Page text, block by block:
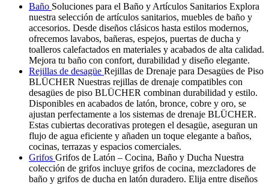
Baño Soluciones para el Baño y Artículos Sanitarios Explora
nuestra selección de artículos sanitarios, muebles de baño y
accesorios. Desde diseños clásicos hasta estilos modernos,
ofrecemos lavabos, bañeras, espejos, puertas de ducha y
toalleros calefactados en materiales y acabados de alta calidad.
Mejora tu baño con confort, durabilidad y diseño elegante.
Rejillas de desagüe Rejillas de Drenaje para Desagües de Piso
BLÜCHER Nuestras rejillas de drenaje compatibles con
desagües de piso BLÜCHER combinan durabilidad y estilo.
Disponibles en acabados de latón, bronce, cobre y oro, se
ajustan perfectamente a los sistemas de drenaje BLÜCHER.
Estas cubiertas decorativas protegen el desagüe, aseguran un
flujo de agua eficiente y añaden un toque elegante a baños,
cocinas, terrazas y espacios comerciales.
Grifos Grifos de Latón – Cocina, Baño y Ducha Nuestra
colección de grifos incluye grifos de cocina, mezcladores de
baño y grifos de ducha en latón duradero. Elija entre diseños